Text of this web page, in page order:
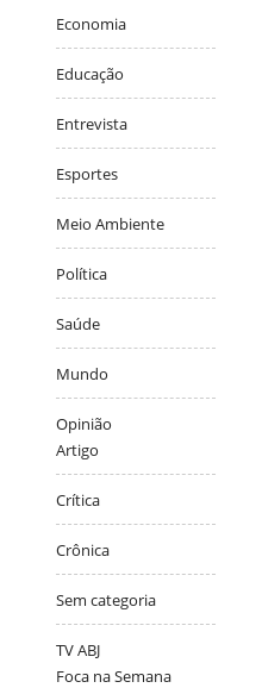
Economia
Educação
Entrevista
Esportes
Meio Ambiente
Política
Saúde
Mundo
Opinião
Artigo
Crítica
Crônica
Sem categoria
TV ABJ
Foca na Semana